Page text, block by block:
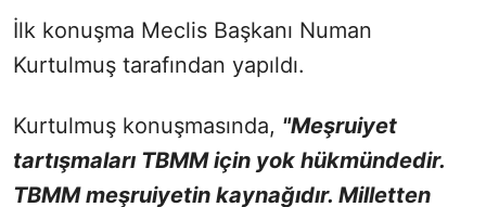
İlk konuşma Meclis Başkanı Numan
Kurtulmuş tarafından yapıldı.
Kurtulmuş konuşmasında, "Meşruiyet
tartışmaları TBMM için yok hükmündedir.
TBMM meşruiyetin kaynağıdır. Milletten